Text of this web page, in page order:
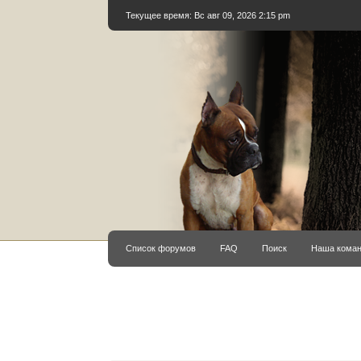
Текущее время: Вс авг 09, 2026 2:15 pm
Список форумов FAQ Поиск Наша